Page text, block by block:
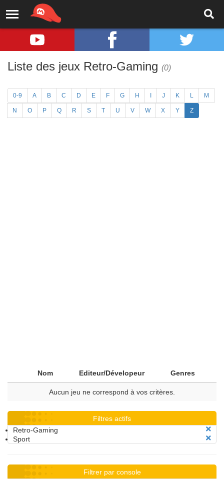
Liste des jeux Retro-Gaming (0)
0-9 A B C D E F G H J K L M
N O P Q R S T U V W X Y Z
Nom Editeur/Dévelopeur Genres
Aucun jeu ne correspond à vos critères.
Filtres actifs
Retro-Gaming
Sport
Filtrer par console